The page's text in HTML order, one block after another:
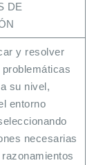
DE
y resolver
su nivel,
entorno
necesarias